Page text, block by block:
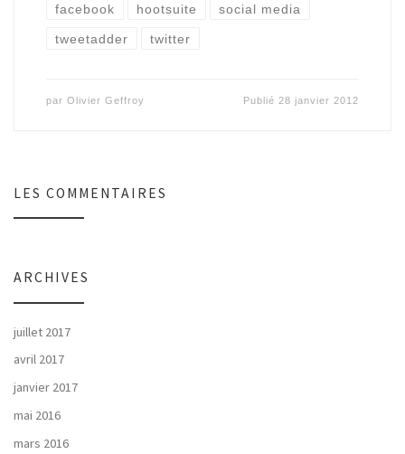
facebook hootsuite social media
tweetadder twitter
par Olivier Geffroy Publié 28 janvier 2012
LES COMMENTAIRES
ARCHIVES
juillet 2017
avril 2017
janvier 2017
mai 2016
mars 2016